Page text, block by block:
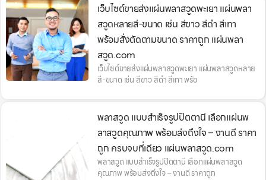
เว็บไซต์ขายส่งแผ่นพลาสวูดพะเยา แผ่นพลา
สวูดหลายสี-ขนาด เช่น สีขาว สีดำ สีเทา
พร้อมสั่งตัดตามขนาด ราคาถูก แผ่นพลา
สวูด.com
เว็บไซต์ขายส่งแผ่นพลาสวูดพะเยา แผ่นพลาสวูดหลาย
สี-ขนาด เช่น สีขาว สีดำ สีเทา พร้อ
พลาสวูด แบบสำเร็จรูปปัตตานี เลือกแผ่นพ
ลาสวูดคุณภาพ พร้อมส่งถึงใจ – งานดี ราคา
ถูก ครบจบที่เดียว แผ่นพลาสวูด.com
พลาสวูด แบบสำเร็จรูปปัตตานี เลือกแผ่นพลาสวูด
คุณภาพ พร้อมส่งถึงใจ – งานดี ราคาถูก